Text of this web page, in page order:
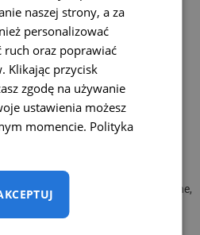
jakość
cofania z najwyższej jakości
cofania są przez nas projektowane,
naszej strony, a za
personalizować
ruch oraz poprawiać
Klikając przycisk
zgodę na używanie
ustawienia możesz
momencie. Polityka